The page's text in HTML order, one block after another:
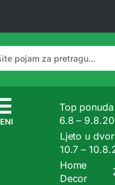
Top
6.8 –
Ljeto u
10.7 –
Home
Decor